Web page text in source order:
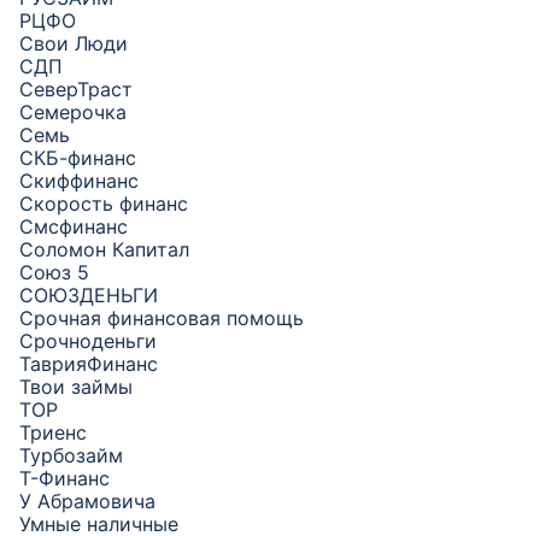
РЦФО
Свои Люди
СДП
СеверТраст
Семерочка
Семь
СКБ-финанс
Скиффинанс
Скорость финанс
Смсфинанс
Соломон Капитал
Союз 5
СОЮЗДЕНЬГИ
Срочная финансовая помощь
Срочноденьги
ТаврияФинанс
Твои займы
ТОР
Триенс
Турбозайм
Т-Финанс
У Абрамовича
Умные наличные